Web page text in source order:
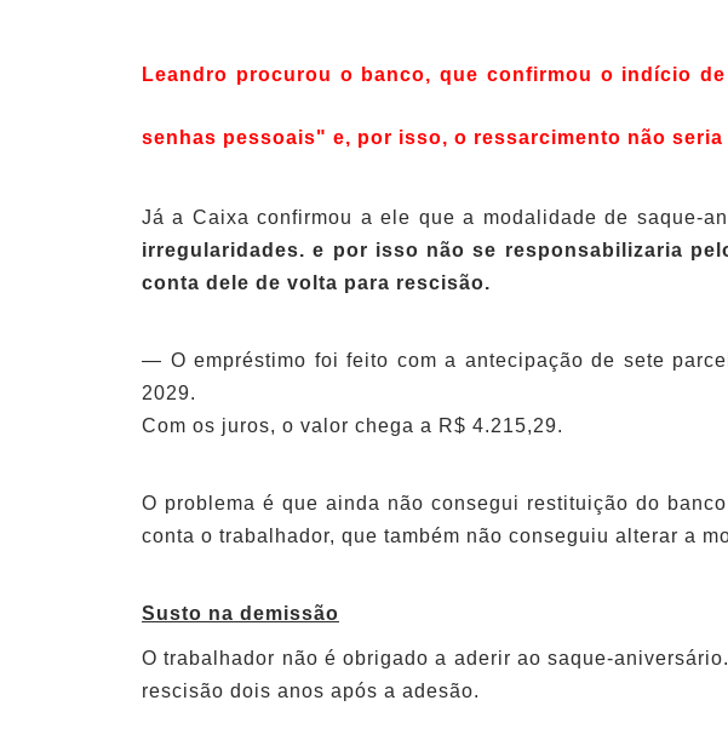
Leandro procurou o banco, que confirmou o indício
senhas pessoais" e, por isso, o ressarcimento não seria
Já a Caixa confirmou a ele que a modalidade de saque-
irregularidades. e por isso não se responsabilizaria
conta dele de volta para rescisão.
— O empréstimo foi feito com a antecipação de sete
2029.
Com os juros, o valor chega a R$ 4.215,29.
O problema é que ainda não consegui restituição do
conta o trabalhador, que também não conseguiu alterar a
Susto na demissão
O trabalhador não é obrigado a aderir ao saque-
rescisão dois anos após a adesão.